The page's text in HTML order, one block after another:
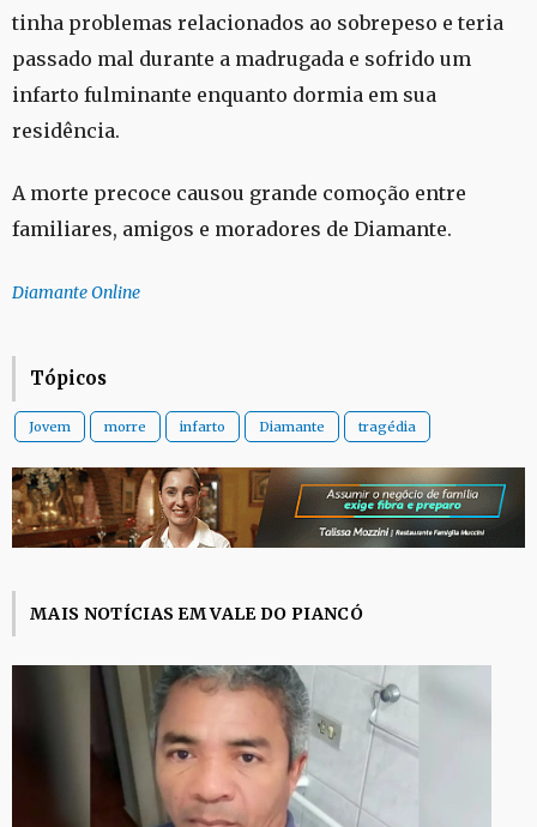
tinha problemas relacionados ao sobrepeso e teria
passado mal durante a madrugada e sofrido um
infarto fulminante enquanto dormia em sua
residência.
A morte precoce causou grande comoção entre
familiares, amigos e moradores de Diamante.
Diamante Online
Tópicos
Jovem morre infarto Diamante tragédia
MAIS NOTÍCIAS EM VALE DO PIANCÓ